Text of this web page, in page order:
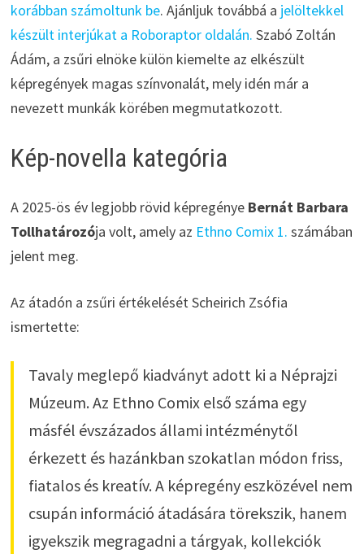
korábban számoltunk be. Ajánljuk továbbá a jelöltekkel
készült interjúkat a Roboraptor oldalán. Szabó Zoltán
Ádám, a zsűri elnöke külön kiemelte az elkészült
képregények magas színvonalát, mely idén már a
nevezett munkák körében megmutatkozott.
Kép-novella kategória
A 2025-ös év legjobb rövid képregénye Bernát Barbara
Tollhatározója volt, amely az Ethno Comix 1. számában
jelent meg.
Az átadón a zsűri értékelését Scheirich Zsófia
ismertette:
Tavaly meglepő kiadványt adott ki a Néprajzi
Múzeum. Az Ethno Comix első száma egy
másfél évszázados állami intézménytől
érkezett és hazánkban szokatlan módon friss,
fiatalos és kreatív. A képregény eszközével nem
csupán információ átadására törekszik, hanem
igyekszik megragadni a tárgyak, kollekciók